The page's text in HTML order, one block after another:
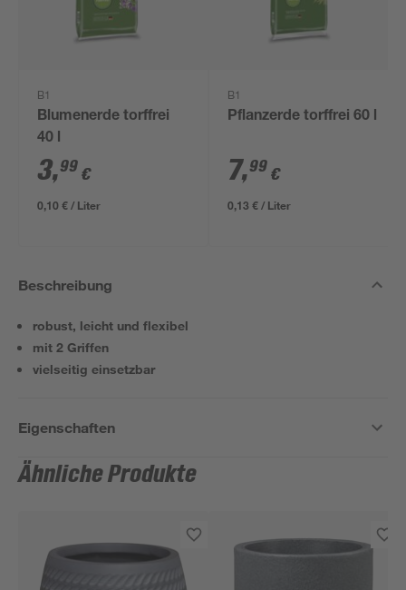
B1
Blumenerde torffrei
40 l
3,99 €
0,10 € / Liter
B1
Pflanzerde torffrei 60 l
7,99 €
0,13 € / Liter
Beschreibung
robust, leicht und flexibel
mit 2 Griffen
vielseitig einsetzbar
Eigenschaften
Ähnliche Produkte